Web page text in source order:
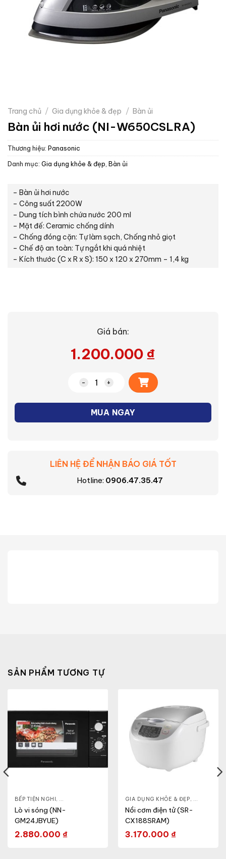
Trang chủ / Gia dụng khỏe & đẹp / Bàn ủi
Bàn ủi hơi nước (NI-W650CSLRA)
Thương hiệu: Panasonic
Danh mục: Gia dụng khỏe & đẹp, Bàn ủi
– Bàn ủi hơi nước
– Công suất 2200W
– Dung tích bình chứa nước 200 ml
– Mặt đế: Ceramic chống dính
– Chống đóng cặn: Tự làm sạch, Chống nhỏ giọt
– Chế độ an toàn: Tự ngắt khi quá nhiệt
– Kích thước (C x R x S): 150 x 120 x 270mm – 1,4 kg
Giá bán:
1.200.000 ₫
Bàn ủi hơi nước (NI-W650CSLRA) số
MUA NGAY
Alternative:
LIÊN HỆ ĐỂ NHẬN BÁO GIÁ TỐT
Hotline: 0906.47.35.47
SẢN PHẨM TƯƠNG TỰ
BẾP TIỆN NGHI, GIA DỤNG KHỎE & ĐẸP ,LÒ VI SÓNG
Lò vi sóng (NN-
GM24JBYUE)
2.880.000 ₫
GIA DỤNG KHỎE & ĐẸP, NỒI - ẤM -
Nồi cơm điện tử (SR-
CX188SRAM)
3.170.000 ₫
CA - BÌNH ,NỒI CƠM ĐIỆN